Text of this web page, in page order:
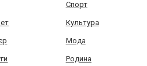
Спорт
Культура
Мода
Родина